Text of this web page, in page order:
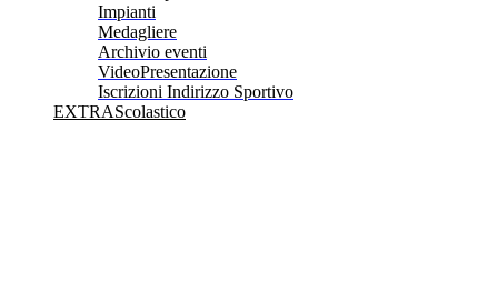
Impianti
Medagliere
Archivio eventi
VideoPresentazione
Iscrizioni Indirizzo Sportivo
EXTRAScolastico